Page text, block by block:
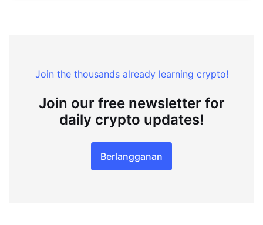
Join the thousands already learning crypto!
Join our free newsletter for
daily crypto updates!
Berlangganan